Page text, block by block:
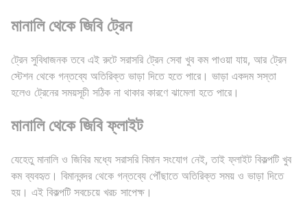
মানালি থেকে জিবি ট্রেন
ট্রেন সুবিধাজনক তবে এই রুটে সরাসরি ট্রেন সেবা খুব কম পাওয়া যায়, আর ট্রেন
স্টেশন থেকে গন্তব্যে অতিরিক্ত ভাড়া দিতে হতে পারে। ভাড়া একদম সস্তা
হলেও ট্রেনের সময়সূচী সঠিক না থাকার কারণে ঝামেলা হতে পারে।
মানালি থেকে জিবি ফ্লাইট
যেহেতু মানালি ও জিবির মধ্যে সরাসরি বিমান সংযোগ নেই, তাই ফ্লাইট বিকল্পটি খুব
কম ব্যবহৃত। বিমানবন্দর থেকে গন্তব্যে পৌঁছাতে অতিরিক্ত সময় ও ভাড়া দিতে
হয়। এই বিকল্পটি সবচেয়ে খরচ সাপেক্ষ।